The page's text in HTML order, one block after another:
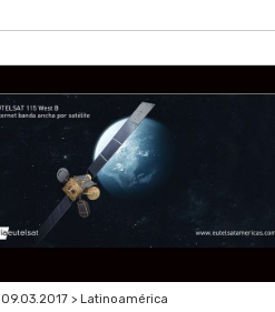
09.03.2017 > Latinoamérica